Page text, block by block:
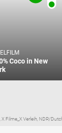
Coco in New
Filme_X Verleih, NDR/